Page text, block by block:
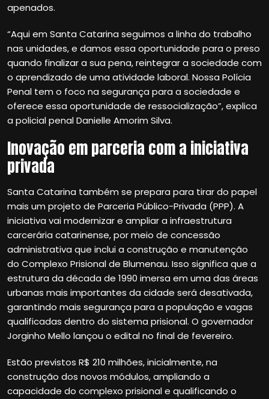
apenados.
“Aqui em Santa Catarina seguimos a linha do trabalho
nas unidades, e damos essa oportunidade para o preso
quando finalizar a sua pena, reintegrar a sociedade com
o aprendizado de uma atividade laboral. Nossa Polícia
Penal tem o foco na segurança para a sociedade e
oferece essa oportunidade de ressocialização”, explica
a policial penal Danielle Amorim Silva.
Inovação em parceria com a iniciativa
privada
Santa Catarina também se prepara para tirar do papel
mais um projeto de Parceria Público-Privada (PPP). A
iniciativa vai modernizar e ampliar a infraestrutura
carcerária catarinense, por meio de concessão
administrativa que inclui a construção e manutenção
do Complexo Prisional de Blumenau. Isso significa que a
estrutura da década de 1990 imersa em uma das áreas
urbanas mais importantes da cidade será desativada,
garantindo mais segurança para a população e vagas
qualificadas dentro do sistema prisional. O governador
Jorginho Mello lançou o edital no final de fevereiro.
Estão previstos R$ 210 milhões, inicialmente, na
construção dos novos módulos, ampliando a
capacidade do complexo prisional e qualificando o